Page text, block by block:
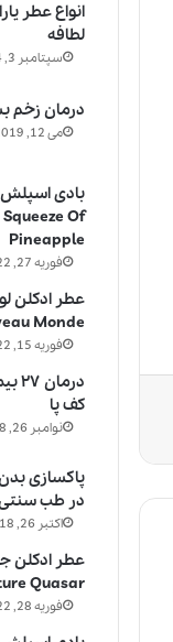
انواع عطر
لطافه
سپتامبر 3, 2024
درمان زخم
می 12, 2019
بادی اسپلش
Of
Pineapple
فوریه 27, 2022
Monde
فوریه 15, 2022
کف پا
نوامبر 26, 2018
پاکسازی
در طب
اکتبر 26, 2018
Quasar
فوریه 28, 2022